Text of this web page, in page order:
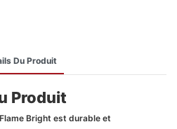
Du Produit
Produit
Bright est durable et